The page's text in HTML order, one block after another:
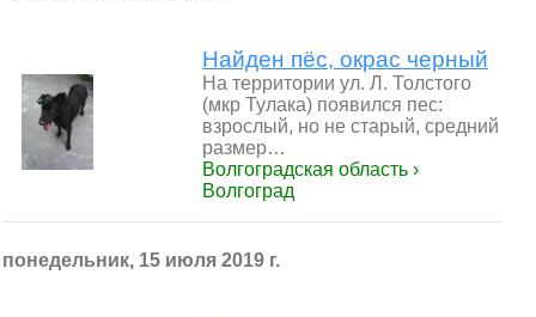
Найден пёс, окрас черный
На территории ул. Л. Толстого
(мкр Тулака) появился пес:
взрослый, но не старый, средний
размер…
Волгоградская область ›
Волгоград
понедельник, 15 июля 2019 г.